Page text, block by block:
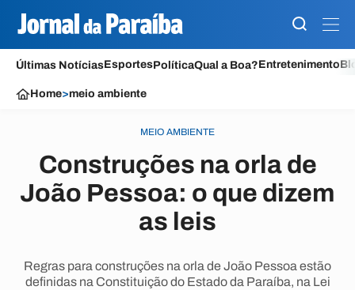
Últimas NotíciasEsportesPolíticaQual a Boa?Entretenimento
Home>meio ambiente
MEIO AMBIENTE
Construções na orla de
João Pessoa: o que dizem
as leis
Regras para construções na orla de João Pessoa estão
definidas na Constituição do Estado da Paraíba, na Lei